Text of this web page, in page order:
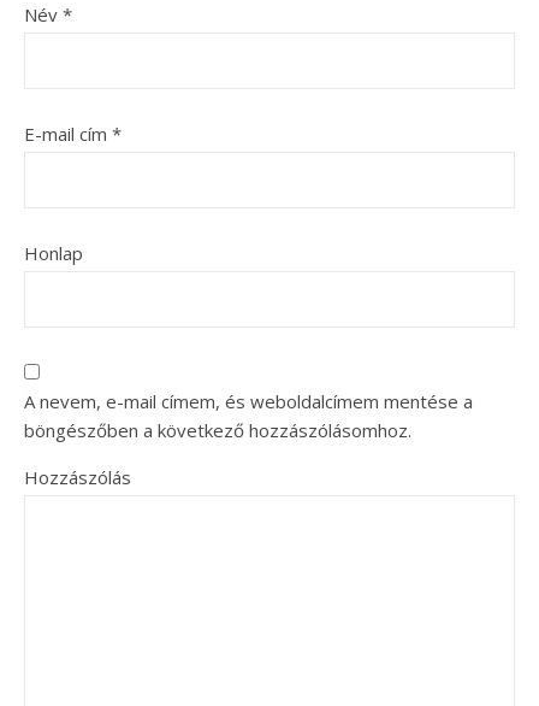
Név *
E-mail cím *
Honlap
A nevem, e-mail címem, és weboldalcímem mentése a
böngészőben a következő hozzászólásomhoz.
Hozzászólás